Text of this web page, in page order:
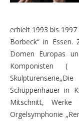
erhielt 1993 bis
Borbeck“ in Essen.
Domen Europas
Komponisten
Schüppenhauer in
Mitschnitt,
Orgelsymphonie